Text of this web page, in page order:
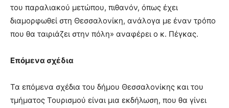
του παραλιακού μετώπου, πιθανόν, όπως έχει
διαμορφωθεί στη Θεσσαλονίκη, ανάλογα με έναν τρόπο
που θα ταιριάζει στην πόλη» αναφέρει ο κ. Πέγκας.
Επόμενα σχέδια
Τα επόμενα σχέδια του δήμου Θεσσαλονίκης και του
τμήματος Τουρισμού είναι μια εκδήλωση, που θα γίνει